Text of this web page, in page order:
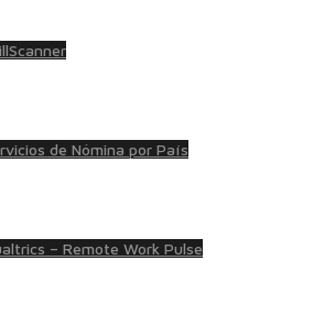
de Nómina por País
– Remote Work Pulse